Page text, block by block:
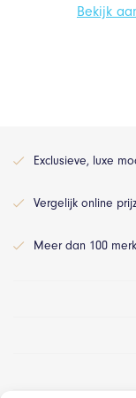
Bekijk
Exclusieve, luxe
Vergelijk online
Meer dan 100